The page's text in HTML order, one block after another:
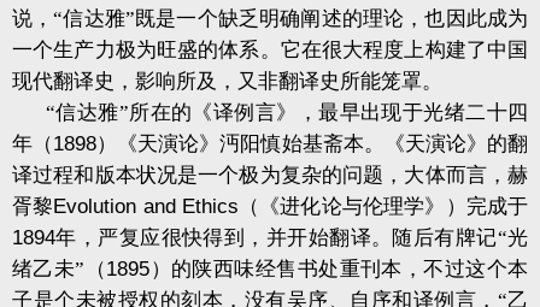
说，“信达雅”既是一个缺乏明确阐述的理论，也因此成为
一个生产力极为旺盛的体系。它在很大程度上构建了中国
现代翻译史，影响所及，又非翻译史所能笼罩。
“信达雅”所在的《译例言》，最早出现于光绪二十四
年（1898）《天演论》沔阳慎始基斋本。《天演论》的翻
译过程和版本状况是一个极为复杂的问题，大体而言，赫
胥黎Evolution and Ethics （《进化论与伦理学》）完成于
1894年，严复应很快得到，并开始翻译。随后有牌记“光
绪乙未”（1895）的陕西味经售书处重刊本，不过这个本
子是个未被授权的刻本，没有吴序、自序和译例言，“乙